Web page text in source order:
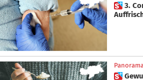
 3. Corona-Impfung:
 Gewusst wie: So stärken